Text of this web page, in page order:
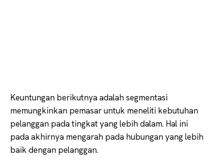
Keuntungan berikutnya adalah segmentasi
memungkinkan pemasar untuk meneliti kebutuhan
pelanggan pada tingkat yang lebih dalam. Hal ini
pada akhirnya mengarah pada hubungan yang lebih
baik dengan pelanggan.